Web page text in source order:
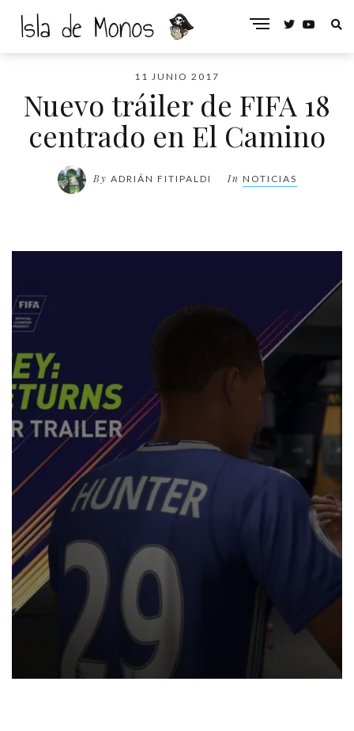
11 JUNIO 2017
Nuevo tráiler de FIFA 18
centrado en El Camino
By ADRIÁN FITIPALDI In NOTICIAS